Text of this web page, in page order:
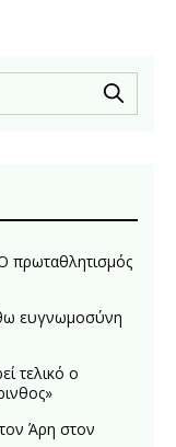
πρωταθλητισμός
ευγνωμοσύνη
τελικό ο
Άρη στον